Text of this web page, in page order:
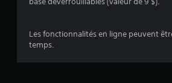
Les fonctionnalités en ligne peuvent
temps.